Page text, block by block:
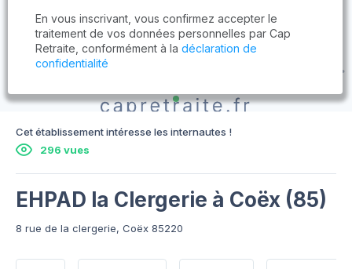
Cet établissement intéresse les internautes !
296 vues
EHPAD la Clergerie à Coëx (85)
8 rue de la clergerie, Coëx 85220
En vous inscrivant, vous confirmez accepter le
traitement de vos données personnelles par Cap
Retraite, conformément à la déclaration de
confidentialité